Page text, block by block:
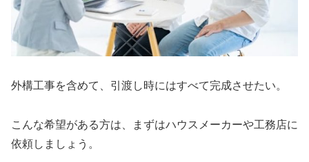
外構工事を含めて、引渡し時にはすべて完成させたい。
こんな希望がある方は、まずはハウスメーカーや工務店に
依頼しましょう。